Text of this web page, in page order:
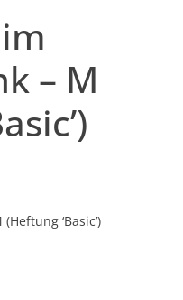
– M
‘Basic’)